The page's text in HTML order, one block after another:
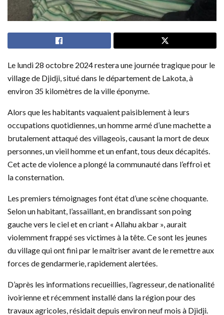
Le lundi 28 octobre 2024 restera une journée tragique pour le
village de Djidji, situé dans le département de Lakota, à
environ 35 kilomètres de la ville éponyme.
Alors que les habitants vaquaient paisiblement à leurs
occupations quotidiennes, un homme armé d’une machette a
brutalement attaqué des villageois, causant la mort de deux
personnes, un vieil homme et un enfant, tous deux décapités.
Cet acte de violence a plongé la communauté dans l’effroi et
la consternation.
Les premiers témoignages font état d’une scène choquante.
Selon un habitant, l’assaillant, en brandissant son poing
gauche vers le ciel et en criant « Allahu akbar », aurait
violemment frappé ses victimes à la tête. Ce sont les jeunes
du village qui ont fini par le maîtriser avant de le remettre aux
forces de gendarmerie, rapidement alertées.
D’après les informations recueillies, l’agresseur, de nationalité
ivoirienne et récemment installé dans la région pour des
travaux agricoles, résidait depuis environ neuf mois à Djidji.